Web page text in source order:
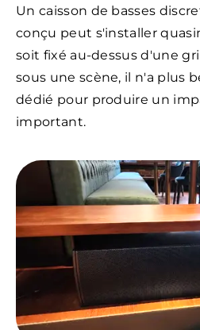
Un caisson de basses
conçu peut s'installer
soit fixé au-dessus d'une
sous une scène, il n'a plus
dédié pour produire un
important.